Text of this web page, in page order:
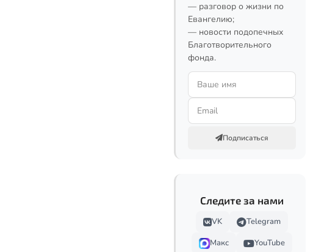
— разговор о жизни по
Евангелию;
— новости подопечных
Благотворительного
фонда.
Подписаться
Следите за нами
VK
Telegram
Макс
YouTube